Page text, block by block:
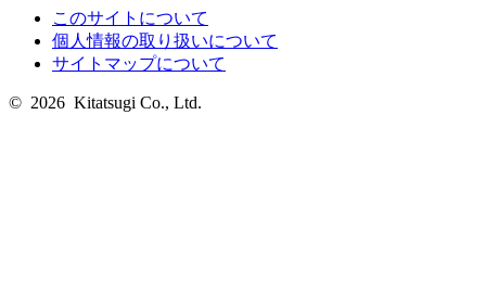
このサイトについて
個人情報の取り扱いについて
サイトマップについて
© 2026 Kitatsugi Co., Ltd.